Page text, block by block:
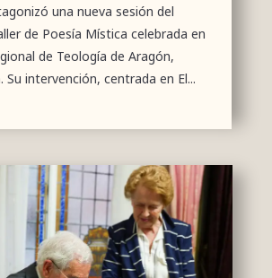
una nueva sesión del
de Poesía Mística celebrada en
de Teología de Aragón,
Su intervención, centrada en El...